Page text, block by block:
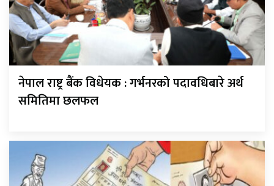
नेपाल राष्ट्र बैंक विधेयक : गर्भनरको पदावधिबारे अर्थ
समितिमा छलफल